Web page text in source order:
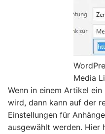
Media
Wenn in einem Artikel
wird, dann kann auf der
Einstellungen für
ausgewählt werden. Hier